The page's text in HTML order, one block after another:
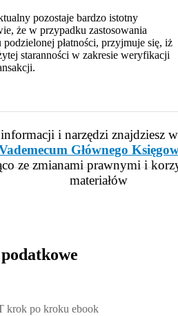
pozostaje bardzo istotny
że w przypadku zastosowania
płatności, przyjmuje się, iż
staranności w zakresie weryfikacji
i narzędzi znajdziesz
Głównego
ze zmianami prawnymi i
materiałów
po kroku ebook, Patrycja Kubiesa -
krok po kroku ebook